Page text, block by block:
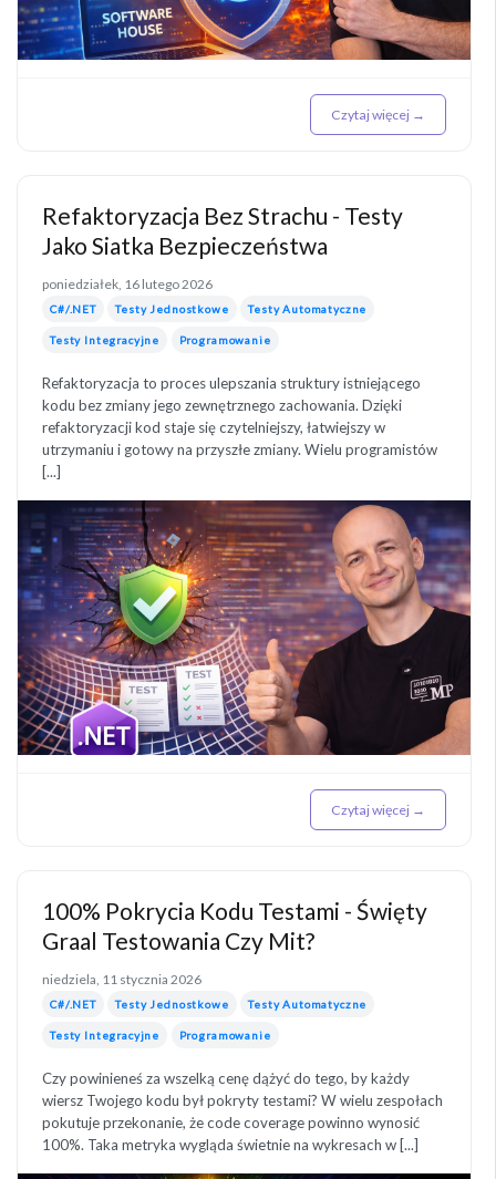
Czytaj więcej →
Refaktoryzacja Bez Strachu - Testy
Jako Siatka Bezpieczeństwa
poniedziałek, 16 lutego 2026
C#/.NET Testy Jednostkowe Testy Automatyczne
Testy Integracyjne Programowanie
Refaktoryzacja to proces ulepszania struktury istniejącego
kodu bez zmiany jego zewnętrznego zachowania. Dzięki
refaktoryzacji kod staje się czytelniejszy, łatwiejszy w
utrzymaniu i gotowy na przyszłe zmiany. Wielu programistów
[...]
Czytaj więcej →
100% Pokrycia Kodu Testami - Święty
Graal Testowania Czy Mit?
niedziela, 11 stycznia 2026
C#/.NET Testy Jednostkowe Testy Automatyczne
Testy Integracyjne Programowanie
Czy powinieneś za wszelką cenę dążyć do tego, by każdy
wiersz Twojego kodu był pokryty testami? W wielu zespołach
pokutuje przekonanie, że code coverage powinno wynosić
100%. Taka metryka wygląda świetnie na wykresach w [...]